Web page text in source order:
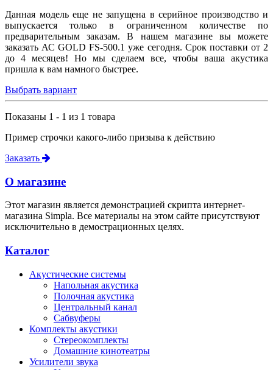
Данная модель еще не запущена в серийное производство и
выпускается только в ограниченном количестве по
предварительным заказам. В нашем магазине вы можете
заказать АС GOLD FS-500.1 уже сегодня. Срок поставки от 2
до 4 месяцев! Но мы сделаем все, чтобы ваша акустика
пришла к вам намного быстрее.
Выбрать вариант
Показаны 1 - 1 из 1 товара
Пример строчки какого-либо призыва к действию
Заказать
О магазине
Этот магазин является демонстрацией скрипта интернет-
магазина Simpla. Все материалы на этом сайте присутствуют
исключительно в демострационных целях.
Каталог
Акустические системы
Напольная акустика
Полочная акустика
Центральный канал
Сабвуферы
Комплекты акустики
Стереокомплекты
Домашние кинотеатры
Усилители звука